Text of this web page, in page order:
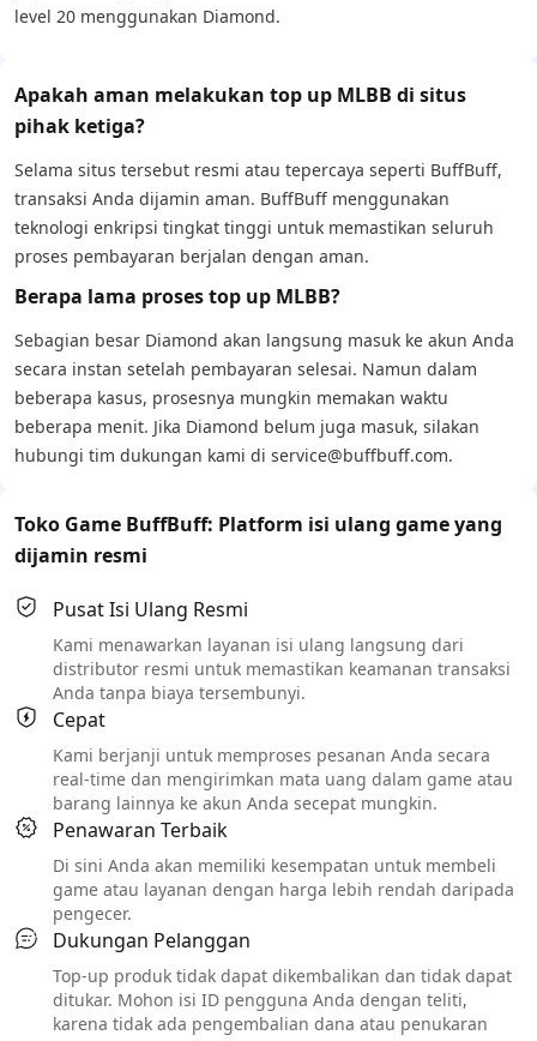
level 20 menggunakan Diamond.
Apakah aman melakukan top up MLBB di situs
pihak ketiga?
Selama situs tersebut resmi atau tepercaya seperti BuffBuff,
transaksi Anda dijamin aman. BuffBuff menggunakan
teknologi enkripsi tingkat tinggi untuk memastikan seluruh
proses pembayaran berjalan dengan aman.
Berapa lama proses top up MLBB?
Sebagian besar Diamond akan langsung masuk ke akun Anda
secara instan setelah pembayaran selesai. Namun dalam
beberapa kasus, prosesnya mungkin memakan waktu
beberapa menit. Jika Diamond belum juga masuk, silakan
hubungi tim dukungan kami di service@buffbuff.com.
Toko Game BuffBuff: Platform isi ulang game yang
dijamin resmi
Pusat Isi Ulang Resmi
Kami menawarkan layanan isi ulang langsung dari
distributor resmi untuk memastikan keamanan transaksi
Anda tanpa biaya tersembunyi.
Cepat
Kami berjanji untuk memproses pesanan Anda secara
real-time dan mengirimkan mata uang dalam game atau
barang lainnya ke akun Anda secepat mungkin.
Penawaran Terbaik
Di sini Anda akan memiliki kesempatan untuk membeli
game atau layanan dengan harga lebih rendah daripada
pengecer.
Dukungan Pelanggan
Top-up produk tidak dapat dikembalikan dan tidak dapat
ditukar. Mohon isi ID pengguna Anda dengan teliti,
karena tidak ada pengembalian dana atau penukaran